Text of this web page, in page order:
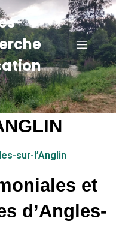
sur-l’Anglin
et
d’Angles-